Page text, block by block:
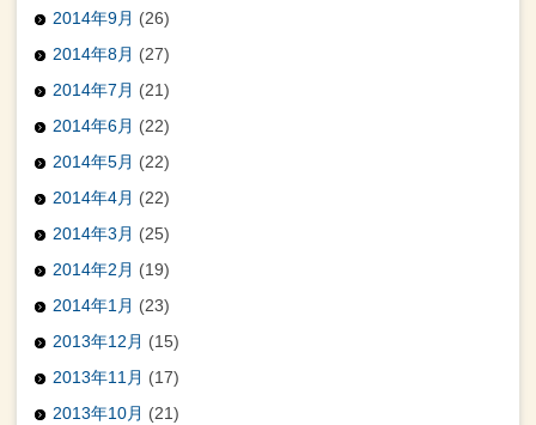
2014年9月 (26)
2014年8月 (27)
2014年7月 (21)
2014年6月 (22)
2014年5月 (22)
2014年4月 (22)
2014年3月 (25)
2014年2月 (19)
2014年1月 (23)
2013年12月 (15)
2013年11月 (17)
2013年10月 (21)